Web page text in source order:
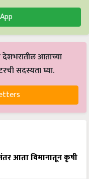
आताच्या
सदस्यता घ्या.
आता विमानातून कृषी